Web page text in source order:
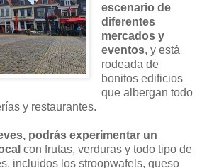
escenario de
diferentes
mercados y
eventos, y está
rodeada de
bonitos edificios
que albergan todo
y restaurantes.
podrás experimentar un
con frutas, verduras y todo tipo de
incluidos los stroopwafels, queso